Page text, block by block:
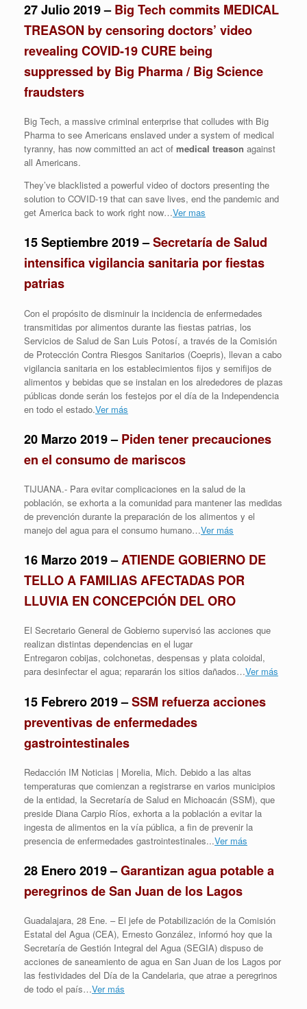
27 Julio 2019 –Big Tech commits MEDICAL
TREASON by censoring doctors’ video
revealing COVID-19 CURE being
suppressed by Big Pharma / Big Science
fraudsters
Big Tech, a massive criminal enterprise that colludes with Big
Pharma to see Americans enslaved under a system of medical
tyranny, has now committed an act of medical treason against
all Americans.
They’ve blacklisted a powerful video of doctors presenting the
solution to COVID-19 that can save lives, end the pandemic and
get America back to work right now…Ver mas
15 Septiembre 2019 –Secretaría de Salud
intensifica vigilancia sanitaria por fiestas
patrias
Con el propósito de disminuir la incidencia de enfermedades
transmitidas por alimentos durante las fiestas patrias, los
Servicios de Salud de San Luis Potosí, a través de la Comisión
de Protección Contra Riesgos Sanitarios (Coepris), llevan a cabo
vigilancia sanitaria en los establecimientos fijos y semifijos de
alimentos y bebidas que se instalan en los alrededores de plazas
públicas donde serán los festejos por el día de la Independencia
en todo el estado.Ver más
20 Marzo 2019 –Piden tener precauciones
en el consumo de mariscos
TIJUANA.- Para evitar complicaciones en la salud de la
población, se exhorta a la comunidad para mantener las medidas
de prevención durante la preparación de los alimentos y el
manejo del agua para el consumo humano…Ver más
16 Marzo 2019 –ATIENDE GOBIERNO DE
TELLO A FAMILIAS AFECTADAS POR
LLUVIA EN CONCEPCIÓN DEL ORO
El Secretario General de Gobierno supervisó las acciones que
realizan distintas dependencias en el lugar
Entregaron cobijas, colchonetas, despensas y plata coloidal,
para desinfectar el agua; repararán los sitios dañados…Ver más
15 Febrero 2019 –SSM refuerza acciones
preventivas de enfermedades
gastrointestinales
Redacción IM Noticias | Morelia, Mich. Debido a las altas
temperaturas que comienzan a registrarse en varios municipios
de la entidad, la Secretaría de Salud en Michoacán (SSM), que
preside Diana Carpio Ríos, exhorta a la población a evitar la
ingesta de alimentos en la vía pública, a fin de prevenir la
presencia de enfermedades gastrointestinales...Ver más
28 Enero 2019 –Garantizan agua potable a
peregrinos de San Juan de los Lagos
Guadalajara, 28 Ene. – El jefe de Potabilización de la Comisión
Estatal del Agua (CEA), Ernesto González, informó hoy que la
Secretaría de Gestión Integral del Agua (SEGIA) dispuso de
acciones de saneamiento de agua en San Juan de los Lagos por
las festividades del Día de la Candelaria, que atrae a peregrinos
de todo el país…Ver más